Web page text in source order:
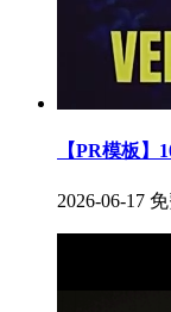
【PR模板】
2026-06-17